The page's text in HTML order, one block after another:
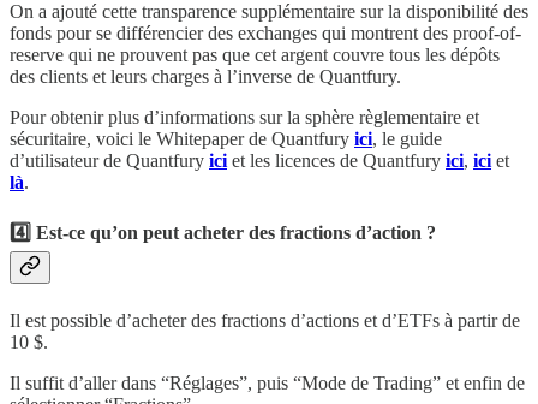
On a ajouté cette transparence supplémentaire sur la disponibilité des
fonds pour se différencier des exchanges qui montrent des proof-of-
reserve qui ne prouvent pas que cet argent couvre tous les dépôts
des clients et leurs charges à l’inverse de Quantfury.
Pour obtenir plus d’informations sur la sphère règlementaire et
sécuritaire, voici le Whitepaper de Quantfury ici, le guide
d’utilisateur de Quantfury ici et les licences de Quantfury ici, ici et
là.
4️⃣ Est-ce qu’on peut acheter des fractions d’action ?
Il est possible d’acheter des fractions d’actions et d’ETFs à partir de
10 $.
Il suffit d’aller dans “Réglages”, puis “Mode de Trading” et enfin de